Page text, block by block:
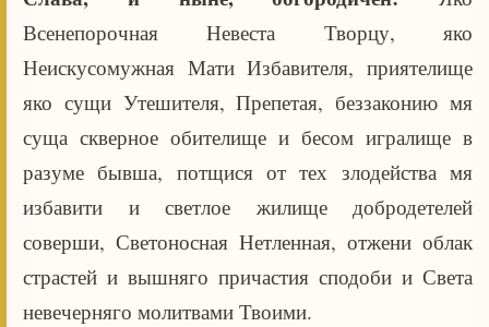
Всенепорочная Невеста Творцу, яко
Неискусомужная Мати Избавителя, приятелище
яко сущи Утешителя, Препетая, беззаконию мя
суща скверное обителище и бесом игралище в
разуме бывша, потщися от тех злодейства мя
избавити и светлое жилище добродетелей
соверши, Светоносная Нетленная, отжени облак
страстей и вышняго причастия сподоби и Света
невечерняго молитвами Твоими.